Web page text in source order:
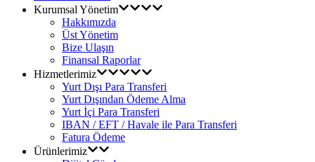
Kurumsal Yönetim
Hakkımızda
Üst Yönetim
Bize Ulaşın
Finansal Raporlar
Hizmetlerimiz
Yurt Dışı Para Transferi
Yurt Dışından Ödeme Alma
Yurt İçi Para Transferi
IBAN / EFT / Havale ile Para Transferi
Fatura Ödeme
Ürünlerimiz